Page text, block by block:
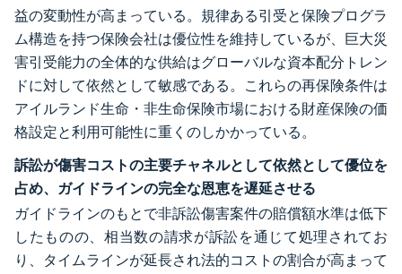
益の変動性が高まっている。規律ある引受と保険プログラ
ム構造を持つ保険会社は優位性を維持しているが、巨大災
害引受能力の全体的な供給はグローバルな資本配分トレン
ドに対して依然として敏感である。これらの再保険条件は
アイルランド生命・非生命保険市場における財産保険の価
格設定と利用可能性に重くのしかかっている。
訴訟が傷害コストの主要チャネルとして依然として優位を
占め、ガイドラインの完全な恩恵を遅延させる
ガイドラインのもとで非訴訟傷害案件の賠償額水準は低下
したものの、相当数の請求が訴訟を通じて処理されてお
り、タイムラインが延長され法的コストの割合が高まって